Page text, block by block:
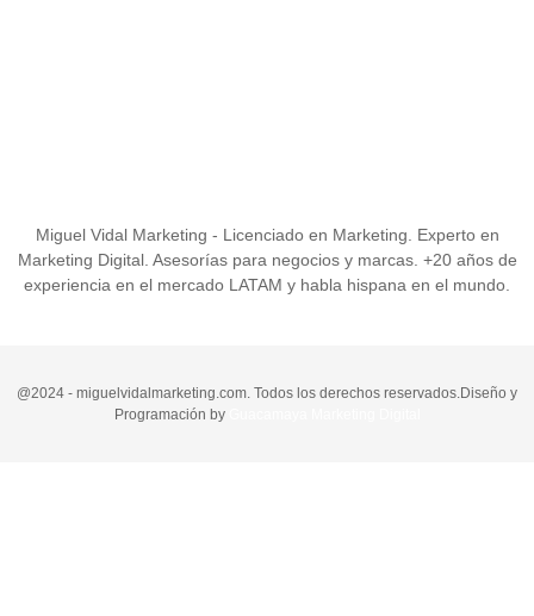
Miguel Vidal Marketing - Licenciado en Marketing. Experto en
Marketing Digital. Asesorías para negocios y marcas. +20 años de
experiencia en el mercado LATAM y habla hispana en el mundo.
@2024 - miguelvidalmarketing.com. Todos los derechos reservados.Diseño y
Programación by